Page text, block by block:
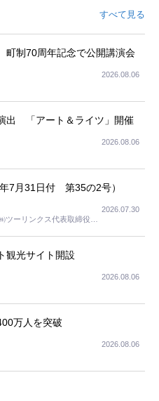
すべて見る
制70周年記念で公開講演会
2026.08.06
出 「アート＆ライツ」開催
2026.08.06
7月31日付 第35の2号）
ツーリンクス代表取締役社
2026.07.30
観光サイト開設
2026.08.06
万人を突破
2026.08.06